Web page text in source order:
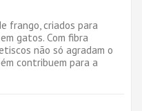
frango, criados para
gatos. Com fibra
não só agradam o
contribuem para a